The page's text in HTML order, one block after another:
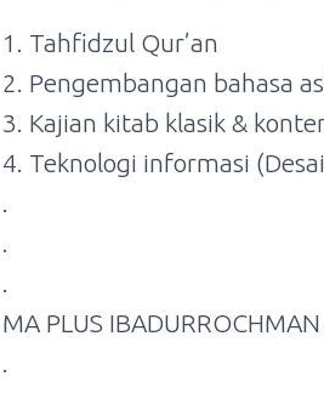
1. Tahfidzul Qur’an
2. Pengembangan bahasa
3. Kajian kitab klasik &
4. Teknologi informasi
MA PLUS